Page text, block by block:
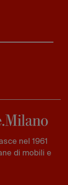
nel 1961
di mobili e